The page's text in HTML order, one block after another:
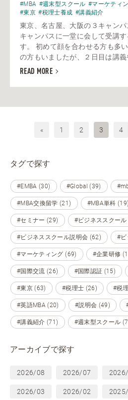
#MBA #週末型スクール #マーケティ
#東京 #税理士養成 #講義紹介
東京、名古屋、大阪の３キャン
キャンパスに一堂に会して受講
す。 初めて顔を合わせる方も多
の方もいましたが、２日目は講義
READ MORE
« 1 2 3 4
タグで探す
#EMBA (30) #Global (39)
#MBA交換留学 (21) #MBA単科 (19)
#セミナー (29) #ビジネススクー
#ビジネススクール説明会 (62) #ビ
#マーケティング (69) #企業研修
#国際交流 (26) #国際認証 (15)
#東京 (63) #税理士 (26) #税
#英語MBA (20) #説明会 (49)
#講義紹介 (71) #週末型スクール
アーカイブで探す
2026/08 2026/07
2026/03 2026/02